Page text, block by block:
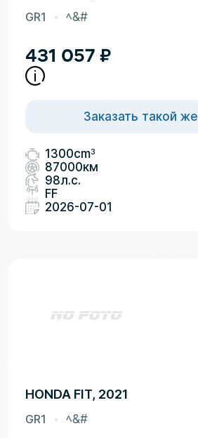
GR1 ﾍ&#
431 057 ₽
Заказать такой же
1300cm3
87000км
98л.с.
FF
2026-07-01
HONDA FIT, 2021
GR1 ﾍ&#